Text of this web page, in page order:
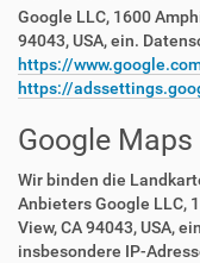
Google LLC, 1600
94043, USA, ein.
https://
https://
Google Maps
Wir binden die
Anbieters Google LLC,
View, CA 94043, USA,
insbesondere IP-